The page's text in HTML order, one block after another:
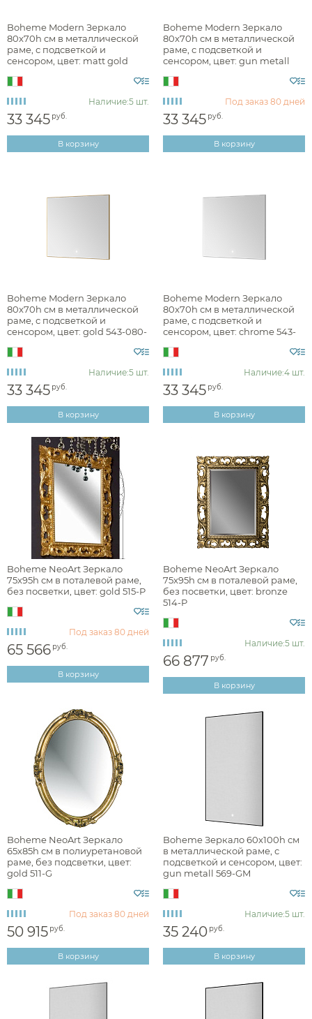
Раздел каталога
зеркала
Глубина, см
Высота, см
Boheme Modern Зеркало
80x70h см в металлической
раме, с подсветкой и
сенсором, цвет: matt gold
Наличие:5 шт.
33 345 руб.
В корзину
Boheme Modern Зеркало
80x70h см в металлической
раме, с подсветкой и
сенсором, цвет: gun metall
Под заказ 80 дней
33 345 руб.
В корзину
Boheme Modern Зеркало
80x70h см в металлической
раме, с подсветкой и
сенсором, цвет: gold 543-080-
Наличие:5 шт.
33 345 руб.
В корзину
Boheme Modern Зеркало
80x70h см в металлической
раме, с подсветкой и
сенсором, цвет: chrome 543-
Наличие:4 шт.
33 345 руб.
В корзину
Boheme NeoArt Зеркало
75x95h см в поталевой раме,
без посветки, цвет: gold 515-P
Под заказ 80 дней
65 566 руб.
В корзину
Boheme NeoArt Зеркало
75x95h см в поталевой раме,
без посветки, цвет: bronze
514-P
Наличие:5 шт.
66 877 руб.
В корзину
Boheme NeoArt Зеркало
65х85h см в полиуретановой
раме, без подсветки, цвет:
gold 511-G
Под заказ 80 дней
50 915 руб.
В корзину
Boheme Зеркало 60x100h см
в металлической раме, с
подсветкой и сенсором, цвет:
gun metall 569-GM
Наличие:5 шт.
35 240 руб.
В корзину